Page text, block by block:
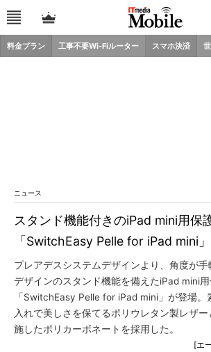
料金プラン 工事不要Wi-Fiルーター スマホ決済
ニュース
スタンド機能付きのiPad mini用保
「SwitchEasy Pelle for iPad mini」
プレアデスシステムデザインより、角度が
デザインのスタンド機能を備えたiPad mini
「SwitchEasy Pelle for iPad mini」が登場
入れで美しさを保てるポリウレタン製レザ
施したポリカーボネートを採用した。
[エ